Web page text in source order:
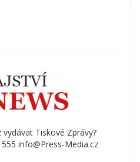
Tiskové Zprávy?
info@Press-Media.cz